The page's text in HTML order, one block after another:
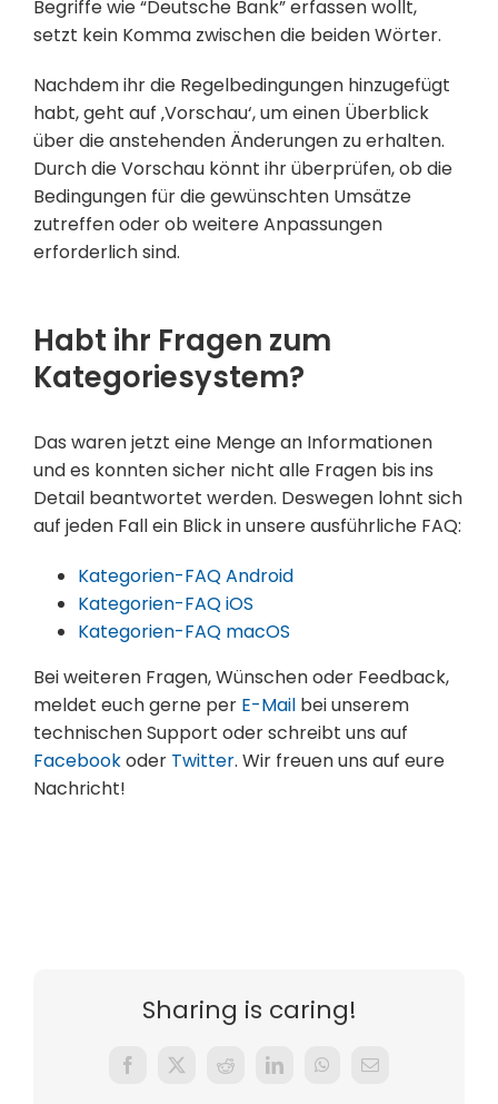
Begriffe wie “Deutsche Bank” erfassen wollt,
setzt kein Komma zwischen die beiden Wörter.
Nachdem ihr die Regelbedingungen hinzugefügt
habt, geht auf ‚Vorschau‘, um einen Überblick
über die anstehenden Änderungen zu erhalten.
Durch die Vorschau könnt ihr überprüfen, ob die
Bedingungen für die gewünschten Umsätze
zutreffen oder ob weitere Anpassungen
erforderlich sind.
Habt ihr Fragen zum
Kategoriesystem?
Das waren jetzt eine Menge an Informationen
und es konnten sicher nicht alle Fragen bis ins
Detail beantwortet werden. Deswegen lohnt sich
auf jeden Fall ein Blick in unsere ausführliche FAQ:
Kategorien-FAQ Android
Kategorien-FAQ iOS
Kategorien-FAQ macOS
Bei weiteren Fragen, Wünschen oder Feedback,
meldet euch gerne per E-Mail bei unserem
technischen Support oder schreibt uns auf
Facebookoder Twitter. Wir freuen uns auf eure
Nachricht!
Sharing is caring!
Facebook
X Reddit LinkedInWhatsApp
E-